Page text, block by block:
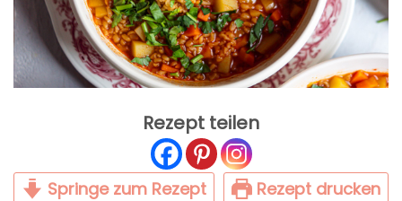
Rezept teilen
Springe zum Rezept Rezept drucken